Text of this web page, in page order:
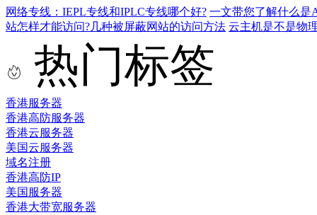
网络专线：IEPL专线和IPLC专线哪个好? 一文带您了解什么是
站怎样才能访问?几种被屏蔽网站的访问方法 云主机是不是物
热门标签
香港服务器
香港高防服务器
香港云服务器
美国云服务器
域名注册
香港高防IP
美国服务器
香港大带宽服务器